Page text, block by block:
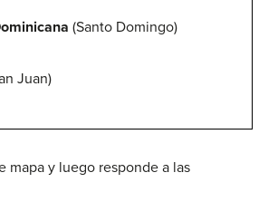
(Santo Domingo)
Juan)
mapa y luego responde a las